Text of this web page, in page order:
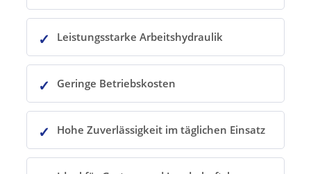
Leistungsstarke Arbeitshydraulik
Geringe Betriebskosten
Hohe Zuverlässigkeit im täglichen Einsatz